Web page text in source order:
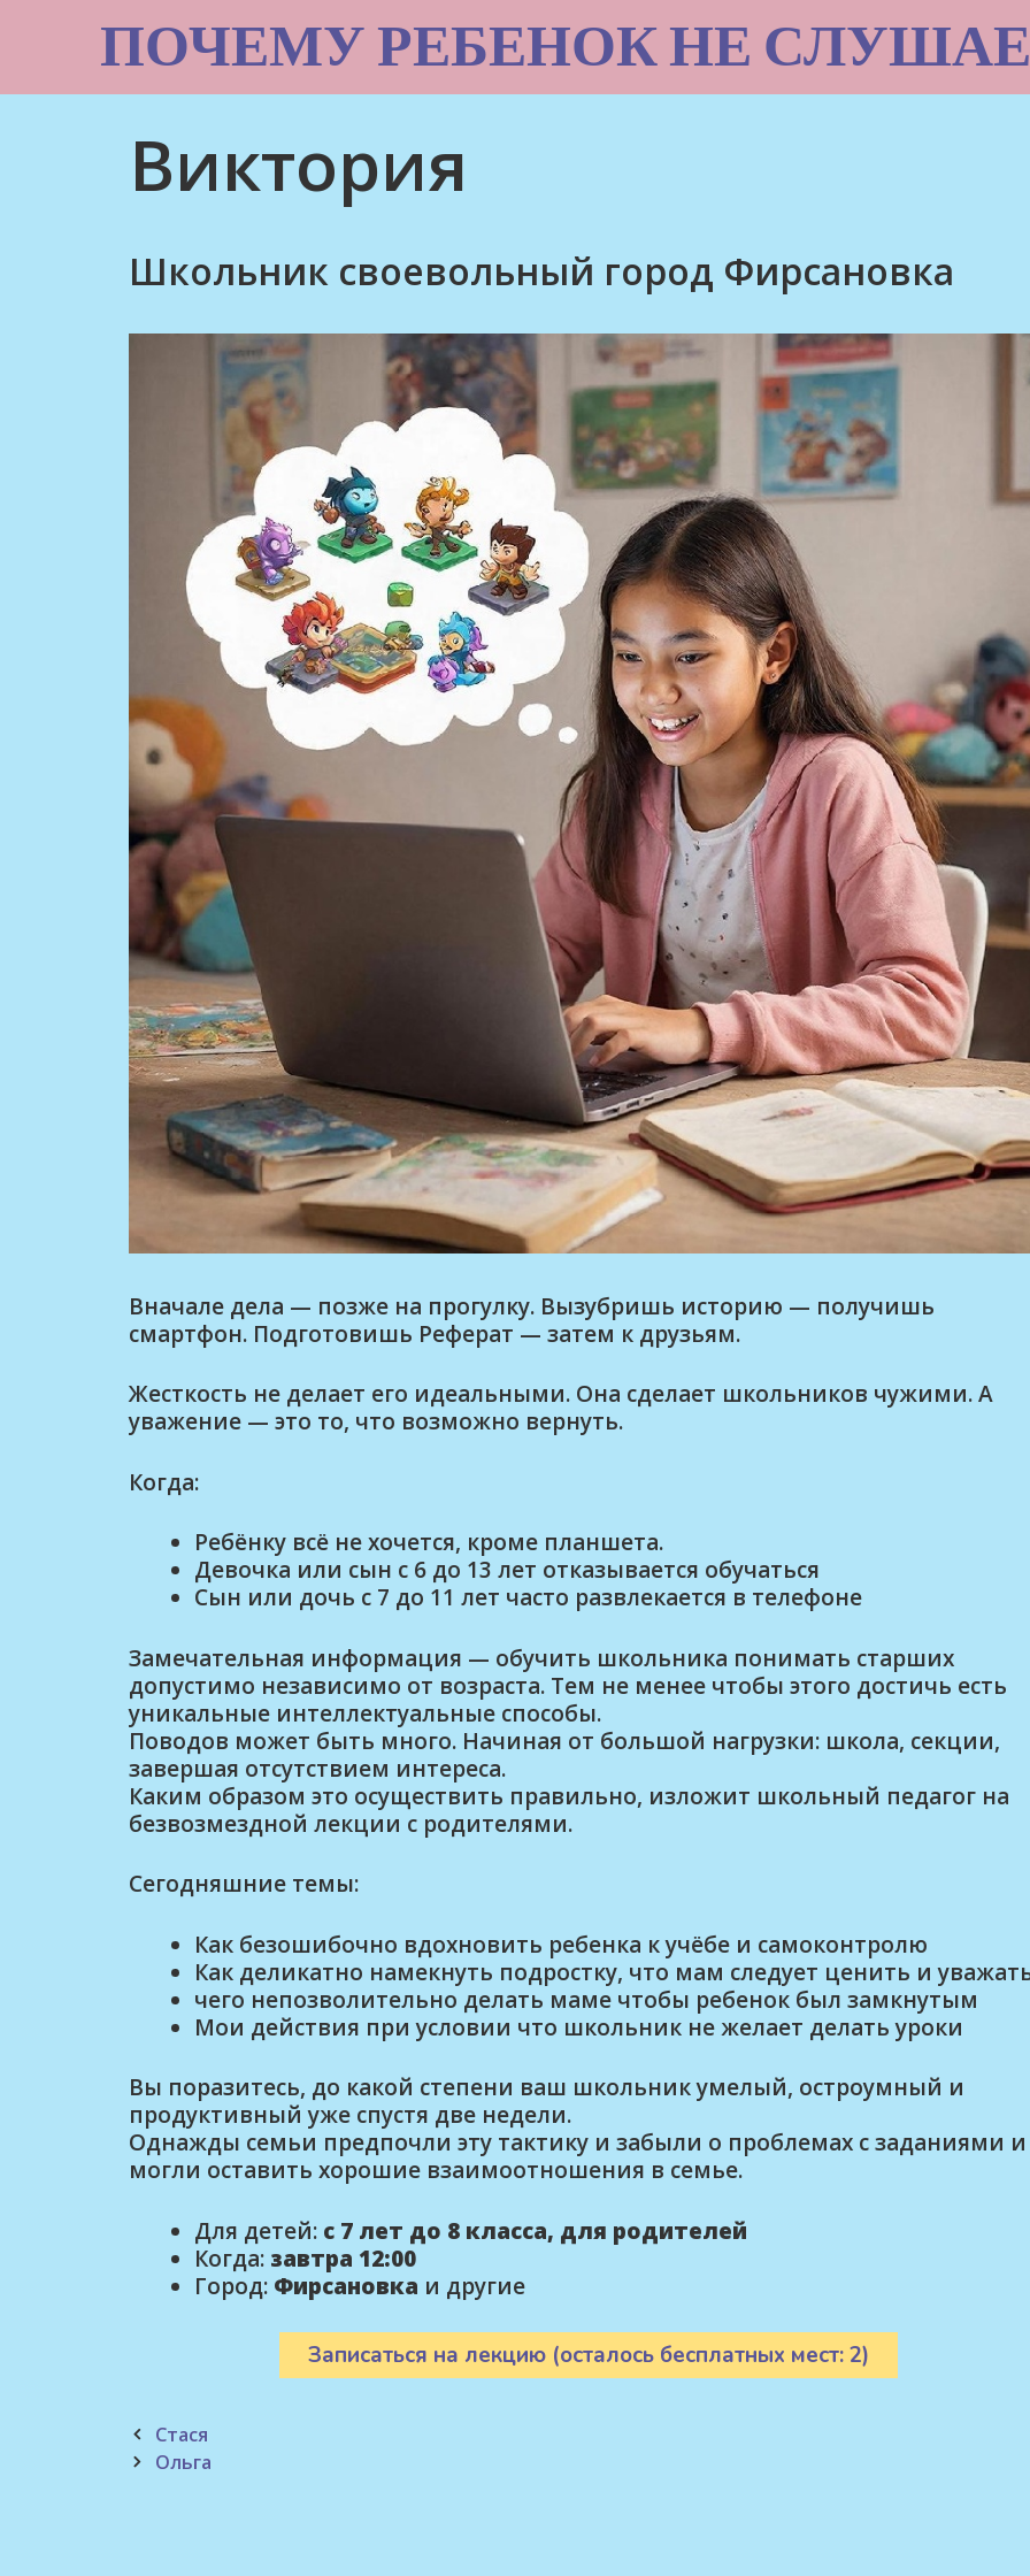
ПОЧЕМУ РЕБЕНОК НЕ
Виктория
Школьник своевольный город Фирсановка
Вначале дела — позже на прогулку. Вызубришь историю — получишь
смартфон. Подготовишь Реферат — затем к друзьям.
Жесткость не делает его идеальными. Она сделает школьников чужими. А
уважение — это то, что возможно вернуть.
Когда:
Ребёнку всё не хочется, кроме планшета.
Девочка или сын с 6 до 13 лет отказывается обучаться
Сын или дочь с 7 до 11 лет часто развлекается в телефоне
Замечательная информация — обучить школьника понимать старших
допустимо независимо от возраста. Тем не менее чтобы этого достичь есть
уникальные интеллектуальные способы.
Поводов может быть много. Начиная от большой нагрузки: школа, секции,
завершая отсутствием интереса.
Каким образом это осуществить правильно, изложит школьный педагог на
безвозмездной лекции с родителями.
Сегодняшние темы:
Как безошибочно вдохновить ребенка к учёбе и самоконтролю
Как деликатно намекнуть подростку, что мам следует ценить и
чего непозволительно делать маме чтобы ребенок был замкнутым
Мои действия при условии что школьник не желает делать уроки
Вы поразитесь, до какой степени ваш школьник умелый, остроумный и
продуктивный уже спустя две недели.
Однажды семьи предпочли эту тактику и забыли о проблемах с заданиями и
могли оставить хорошие взаимоотношения в семье.
Для детей: с 7 лет до 8 класса, для родителей
Когда: завтра 12:00
Город: Фирсановка и другие
Записаться на лекцию (осталось бесплатных мест: 2)
Post
navigation
Стася
Ольга